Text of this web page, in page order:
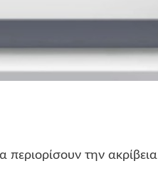
την ακρίβεια